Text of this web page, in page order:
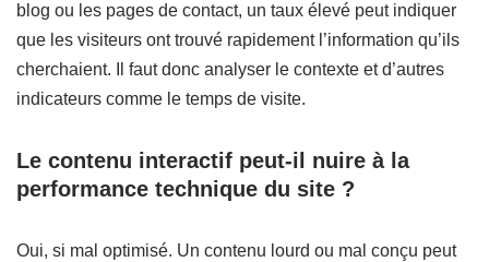
blog ou les pages de contact, un taux élevé peut indiquer
que les visiteurs ont trouvé rapidement l’information qu’ils
cherchaient. Il faut donc analyser le contexte et d’autres
indicateurs comme le temps de visite.
Le contenu interactif peut-il nuire à la
performance technique du site ?
Oui, si mal optimisé. Un contenu lourd ou mal conçu peut